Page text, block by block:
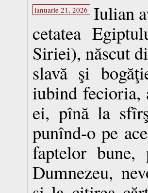
ianuarie 21, 2026
Iulian
cetatea
Siriei), născut
slavă şi
iubind fecioria,
ei, pînă la
punînd-o pe
faptelor
Dumnezeu,